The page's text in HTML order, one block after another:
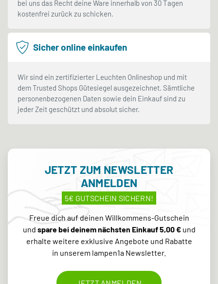
bei uns das Recht deine Ware innerhalb von 30 Tagen
kostenfrei zurück zu schicken.
Sicher online einkaufen
Wir sind ein zertifizierter Leuchten Onlineshop und mit
dem Trusted Shops Gütesiegel ausgezeichnet. Sämtliche
personenbezogenen Daten sowie dein Einkauf sind zu
jeder Zeit geschützt und absolut sicher.
JETZT ZUM NEWSLETTER
ANMELDEN
5€ GUTSCHEIN SICHERN!
Freue dich auf deinen Willkommens-Gutschein
und spare bei deinem nächsten Einkauf 5,00 €und
erhalte weitere exklusive Angebote und Rabatte
in unserem lampen1a Newsletter.